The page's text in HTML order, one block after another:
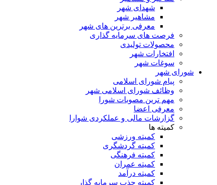
شهدای شهر
مشاهیر شهر
معرفی برترین های شهر
فرصت های سرمایه گذاری
محصولات تولیدی
افتخارات شهر
سوغات شهر
شورای شهر
پیام شورای اسلامی
وظائف شورای اسلامی شهر
مهم ترین مصوبات شورا
معرفی اعضا
گزارشات مالی و عملکردی شوارا
کمیته ها
کمیته ورزشی
کمیته گردشگری
کمیته فرهنگی
کمیته عمران
کمیته درآمد
کمیته جذب سرمایه گذار